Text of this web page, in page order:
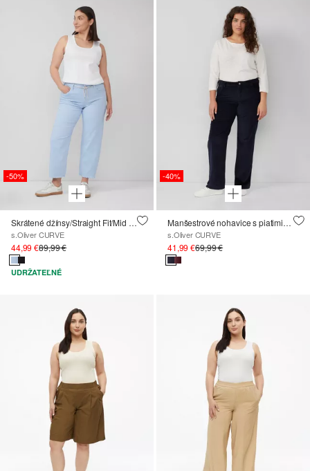
-50%
Skrátené džínsy/Straight Fit/Mid Rise/Straight Leg/nezačistený spodný okraj
s.Oliver CURVE
44,99 €89,99 €
UDRŽATEĽNÉ
-40%
Manšestrové nohavice s piatimi vreckami vyrobené z elastického materiálu
s.Oliver CURVE
41,99 €69,99 €